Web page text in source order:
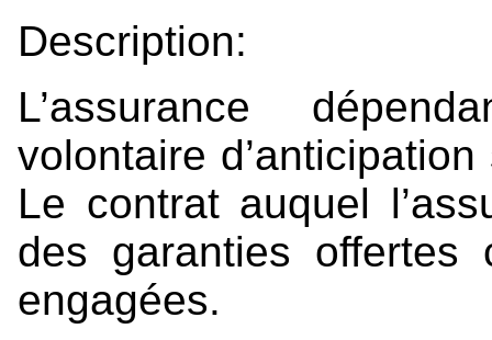
Description:
L’assurance
volontaire
Le contrat auquel
des garanties offertes
engagées.